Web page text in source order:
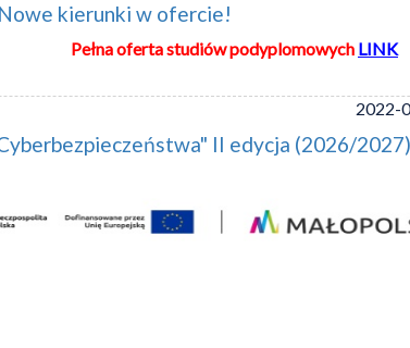
kierunki w ofercie!
Pełna oferta studiów podyplomowych LINK
2022-
II edycja (2026/2027)